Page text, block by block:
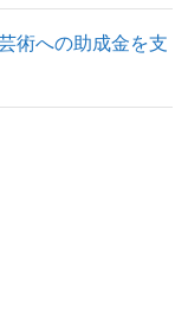
術への助成金を支